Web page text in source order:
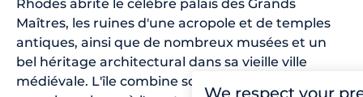
Rhodes abrite le célèbre palais des Grands
Maîtres, les ruines d'une acropole et de temples
antiques, ainsi que de nombreux musées et un
bel héritage architectural dans sa vieille ville
médiévale. L'île combine son attrait culturel à de
We respect your